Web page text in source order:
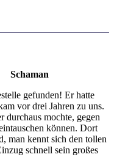
Schaman
gefunden! Er hatte
vor drei Jahren zu uns.
durchaus mochte, gegen
können. Dort
man kennt sich den tollen
schnell sein großes